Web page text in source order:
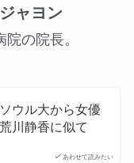
ャヨン
の院長。
あわせて読みたい
ウル大から女優
川静香に似て